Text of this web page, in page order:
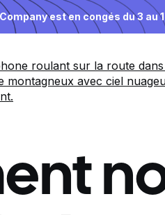
est en congés du 3 au